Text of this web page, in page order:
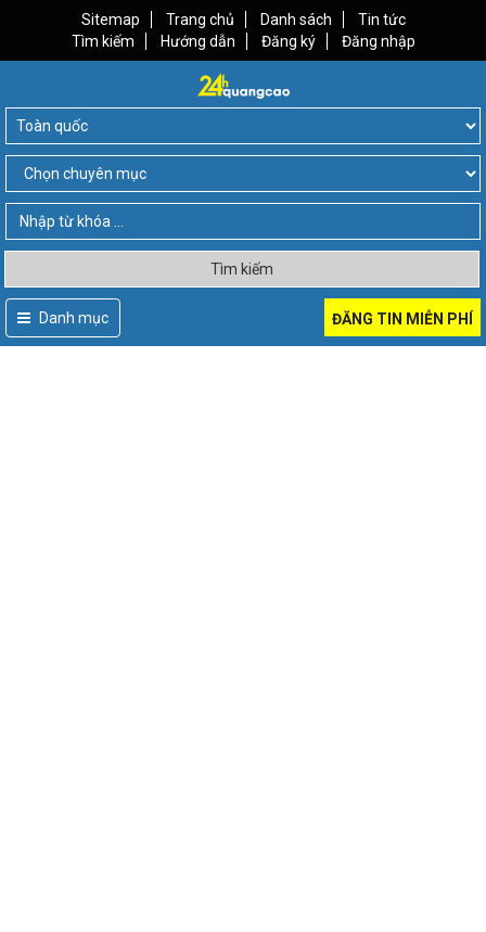
Sitemap Trang chủ Danh sách
Tin tức
Tìm kiếm
Hướng dẫn Đăng ký Đăng nhập
Tìm kiếm
Danh mục ĐĂNG TIN MIỄN PHÍ